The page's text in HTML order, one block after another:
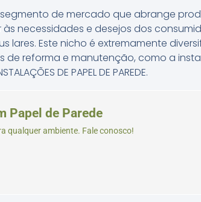
de mercado que abrange
necessidades e desejos dos
lares. Este nicho é extremamente
de reforma e manutenção, como a
DE PAPEL DE PAREDE.
Papel de Parede
qualquer ambiente. Fale conosco!